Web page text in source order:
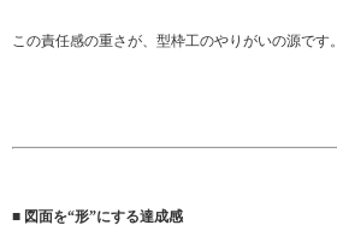
この責任感の重さが、型枠工のやりがいの源です。
■ 図面を“形”にする達成感